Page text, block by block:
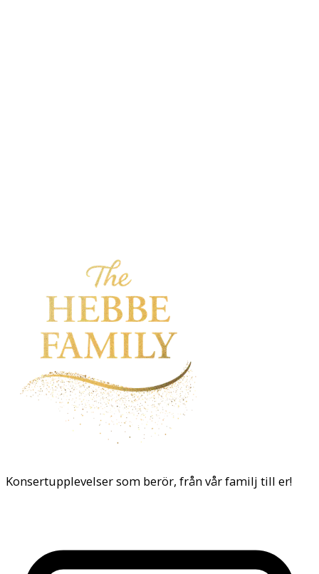
Konsertupplevelser som berör, från vår familj till er!